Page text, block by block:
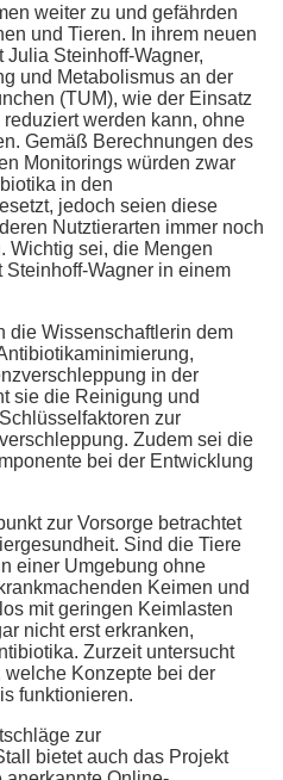
weiter zu und gefährden
und Tieren. In ihrem neuen
Julia Steinhoff-Wagner,
und Metabolismus an der
(TUM), wie der Einsatz
werden kann, ohne
Gemäß Berechnungen des
Monitorings würden zwar
in den
jedoch seien diese
Nutztierarten immer noch
Wichtig sei, die Mengen
Wagner in einem
die Wissenschaftlerin dem
in der
sie die Reinigung und
zur
Zudem sei die
bei der Entwicklung
zur Vorsorge betrachtet
Sind die Tiere
einer Umgebung ohne
Keimen und
mit geringen Keimlasten
nicht erst erkranken,
Zurzeit untersucht
Konzepte bei der
funktionieren.
zur
bietet auch das Projekt